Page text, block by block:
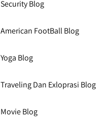
Security Blog
American FootBall Blog
Yoga Blog
Traveling Dan Exloprasi Blog
Movie Blog